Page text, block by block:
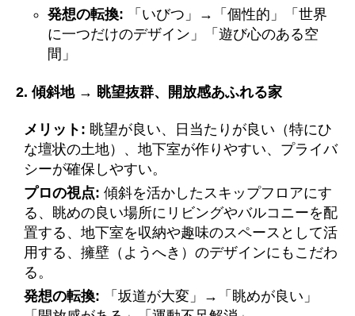
発想の転換: 「いびつ」→「個性的」「世界
に一つだけのデザイン」「遊び心のある空
間」
2. 傾斜地 → 眺望抜群、開放感あふれる家
メリット: 眺望が良い、日当たりが良い（特にひ
な壇状の土地）、地下室が作りやすい、プライバ
シーが確保しやすい。
プロの視点: 傾斜を活かしたスキップフロアにす
る、眺めの良い場所にリビングやバルコニーを配
置する、地下室を収納や趣味のスペースとして活
用する、擁壁（ようへき）のデザインにもこだわ
る。
発想の転換: 「坂道が大変」→「眺めが良い」